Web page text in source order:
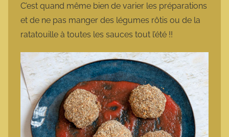
C’est quand même bien de varier les préparations
et de ne pas manger des légumes rôtis ou de la
ratatouille à toutes les sauces tout l’été !!